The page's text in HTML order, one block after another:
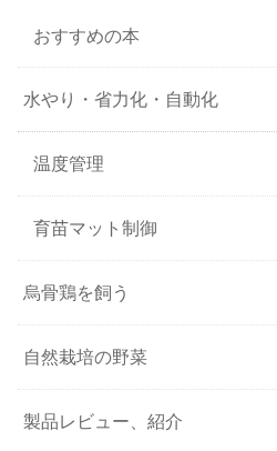
おすすめの本
水やり・省力化・自動化
温度管理
育苗マット制御
烏骨鶏を飼う
自然栽培の野菜
製品レビュー、紹介